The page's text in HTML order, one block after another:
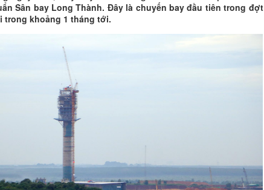
Sân bay Long Thành. Đây là chuyến bay đầu tiên trong đợt
trong khoảng 1 tháng tới.